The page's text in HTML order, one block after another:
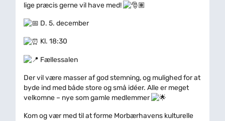
lige præcis gerne vil have med!
D. 5. december
Kl. 18:30
Fællessalen
Der vil være masser af god stemning, og mulighed for at
byde ind med både store og små idéer. Alle er meget
velkomne – nye som gamle medlemmer
Kom og vær med til at forme Morbærhavens kulturelle